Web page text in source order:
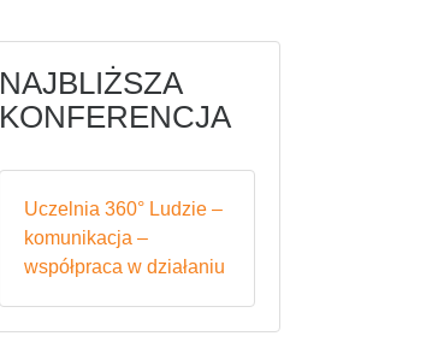
NAJBLIŻSZA
KONFERENCJA
Uczelnia 360° Ludzie –
komunikacja –
współpraca w działaniu